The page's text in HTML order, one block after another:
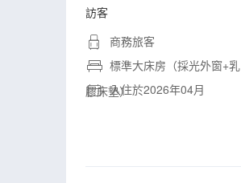
訪客
商務旅客
標準大床房（採光外窗+乳
膠床墊）
入住於2026年04月